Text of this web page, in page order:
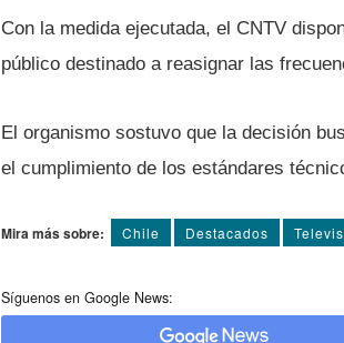
Con la medida ejecutada, el CNTV
público destinado a reasignar las
El organismo sostuvo que la decisión
el cumplimiento de los estándares
Mira más sobre: Chile Destacados
Síguenos en Google News: